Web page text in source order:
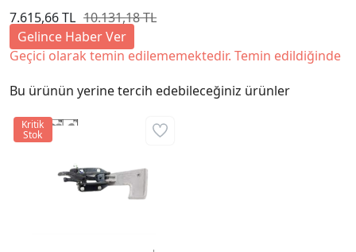
7.615,66 TL 10.131,18 TL
Gelince Haber Ver
Geçici olarak temin edilememektedir. Temin edildiğinde
Bu ürünün yerine tercih edebileceğiniz ürünler
Kritik
Stok